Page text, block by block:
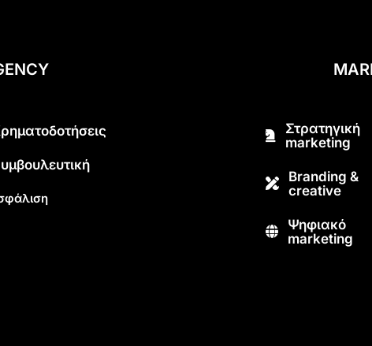
Στρατηγική
marketing
Branding &
creative
Ψηφιακό
marketing